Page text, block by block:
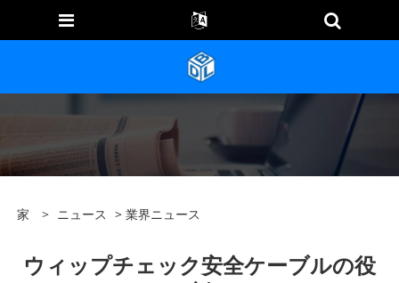
家 > ニュース > 業界ニュース
ウィップチェック安全ケーブルの役